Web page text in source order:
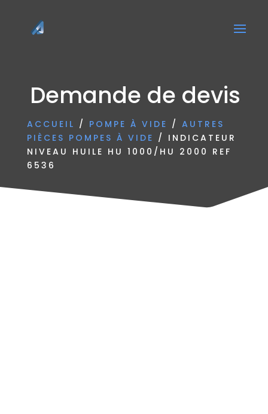
Demande de devis
ACCUEIL / POMPE À VIDE / AUTRES
PIÈCES POMPES À VIDE / INDICATEUR
NIVEAU HUILE HU 1000/HU 2000 REF
6536